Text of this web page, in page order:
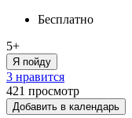
Бесплатно
5+
Я пойду
3 нравится
421 просмотр
Добавить в календарь